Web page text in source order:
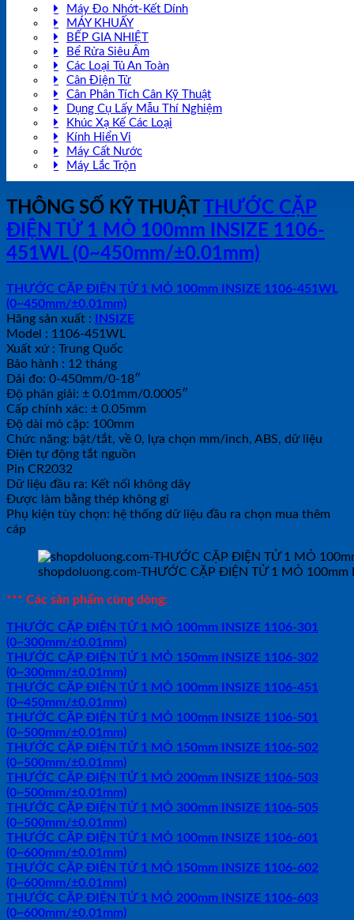
Máy Đo Nhớt-Kết Dính
MÁY KHUẤY
BẾP GIA NHIỆT
Bể Rửa Siêu Âm
Các Loại Tủ An Toàn
Cân Điện Tử
Cân Phân Tích Cân Kỹ Thuật
Dụng Cụ Lấy Mẫu Thí Nghiệm
Khúc Xạ Kế Các Loại
Kính Hiển Vi
Máy Cất Nước
Máy Lắc Trộn
THÔNG SỐ KỸ THUẬT THƯỚC CẶP
ĐIỆN TỬ 1 MỎ 100mm INSIZE 1106-
451WL (0~450mm/±0.01mm)
THƯỚC CẶP ĐIỆN TỬ 1 MỎ 100mm INSIZE 1106-451WL
(0~450mm/±0.01mm)
Hãng sản xuất : INSIZE
Model : 1106-451WL
Xuất xứ : Trung Quốc
Bảo hành : 12 tháng
Dải đo: 0-450mm/0-18″
Độ phân giải: ± 0.01mm/0.0005″
Cấp chính xác: ± 0.05mm
Độ dài mỏ cặp: 100mm
Chức năng: bật/tắt, về 0, lựa chọn mm/inch, ABS, dữ liệu
Điện tự động tắt nguồn
Pin CR2032
Dữ liệu đầu ra: Kết nối không dây
Được làm bằng thép không gỉ
Phụ kiện tùy chọn: hệ thống dữ liệu đầu ra chọn mua thêm
cáp
shopdoluong.com-THƯỚC CẶP ĐIỆN TỬ 1 MỎ
*** Các sản phẩm cùng dòng:
THƯỚC CẶP ĐIỆN TỬ 1 MỎ 100mm INSIZE 1106-301
(0~300mm/±0.01mm)
THƯỚC CẶP ĐIỆN TỬ 1 MỎ 150mm INSIZE 1106-302
(0~300mm/±0.01mm)
THƯỚC CẶP ĐIỆN TỬ 1 MỎ 100mm INSIZE 1106-451
(0~450mm/±0.01mm)
THƯỚC CẶP ĐIỆN TỬ 1 MỎ 100mm INSIZE 1106-501
(0~500mm/±0.01mm)
THƯỚC CẶP ĐIỆN TỬ 1 MỎ 150mm INSIZE 1106-502
(0~500mm/±0.01mm)
THƯỚC CẶP ĐIỆN TỬ 1 MỎ 200mm INSIZE 1106-503
(0~500mm/±0.01mm)
THƯỚC CẶP ĐIỆN TỬ 1 MỎ 300mm INSIZE 1106-505
(0~500mm/±0.01mm)
THƯỚC CẶP ĐIỆN TỬ 1 MỎ 100mm INSIZE 1106-601
(0~600mm/±0.01mm)
THƯỚC CẶP ĐIỆN TỬ 1 MỎ 150mm INSIZE 1106-602
(0~600mm/±0.01mm)
THƯỚC CẶP ĐIỆN TỬ 1 MỎ 200mm INSIZE 1106-603
(0~600mm/±0.01mm)